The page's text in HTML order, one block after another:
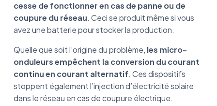
cesse de fonctionner en cas de panne ou de
coupure du réseau. Ceci se produit même si vous
avez une batterie pour stocker la production.
Quelle que soit l’origine du problème, les micro-
onduleurs empêchent la conversion du courant
continu en courant alternatif. Ces dispositifs
stoppent également l’injection d’électricité solaire
dans le réseau en cas de coupure électrique.